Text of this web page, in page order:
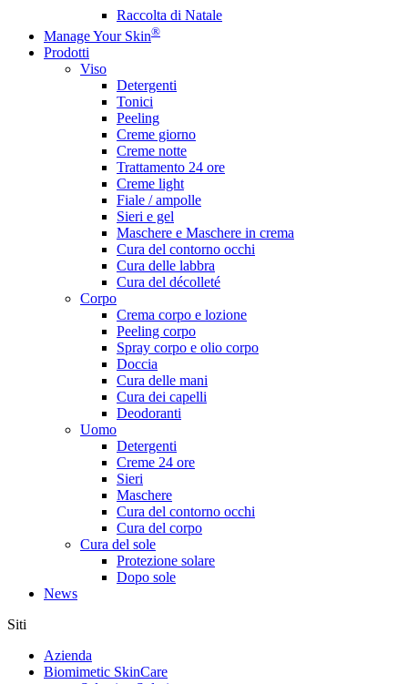
Raccolta di Natale
Manage Your Skin®
Prodotti
Viso
Detergenti
Tonici
Peeling
Creme giorno
Creme notte
Trattamento 24 ore
Creme light
Fiale / ampolle
Sieri e gel
Maschere e Maschere in crema
Cura del contorno occhi
Cura delle labbra
Cura del décolleté
Corpo
Crema corpo e lozione
Peeling corpo
Spray corpo e olio corpo
Doccia
Cura delle mani
Cura dei capelli
Deodoranti
Uomo
Detergenti
Creme 24 ore
Sieri
Maschere
Cura del contorno occhi
Cura del corpo
Cura del sole
Protezione solare
Dopo sole
News
Siti
Azienda
Biomimetic SkinCare